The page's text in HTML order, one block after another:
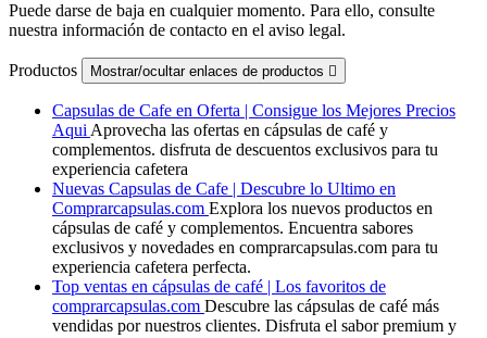
Puede darse de baja en cualquier momento. Para ello, consulte
nuestra información de contacto en el aviso legal.
Productos Mostrar/ocultar enlaces de productos 
Capsulas de Cafe en Oferta | Consigue los Mejores Precios
Aqui Aprovecha las ofertas en cápsulas de café y
complementos. disfruta de descuentos exclusivos para tu
experiencia cafetera
Nuevas Capsulas de Cafe | Descubre lo Ultimo en
Comprarcapsulas.com Explora los nuevos productos en
cápsulas de café y complementos. Encuentra sabores
exclusivos y novedades en comprarcapsulas.com para tu
experiencia cafetera perfecta.
Top ventas en cápsulas de café | Los favoritos de
comprarcapsulas.com Descubre las cápsulas de café más
vendidas por nuestros clientes. Disfruta el sabor premium y